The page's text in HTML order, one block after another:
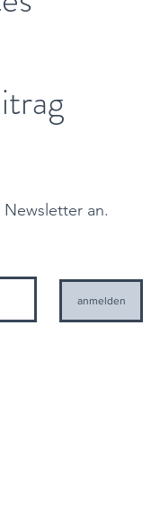
Newsletter an.
anmelden